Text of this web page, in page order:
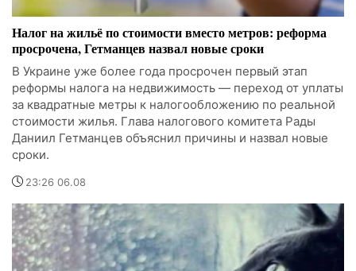
Налог на жильё по стоимости вместо метров: реформа
просрочена, Гетманцев назвал новые сроки
В Украине уже более года просрочен первый этап
реформы налога на недвижимость — переход от уплаты
за квадратные метры к налогообложению по реальной
стоимости жилья. Глава налогового комитета Рады
Даниил Гетманцев объяснил причины и назвал новые
сроки.
23:26 06.08